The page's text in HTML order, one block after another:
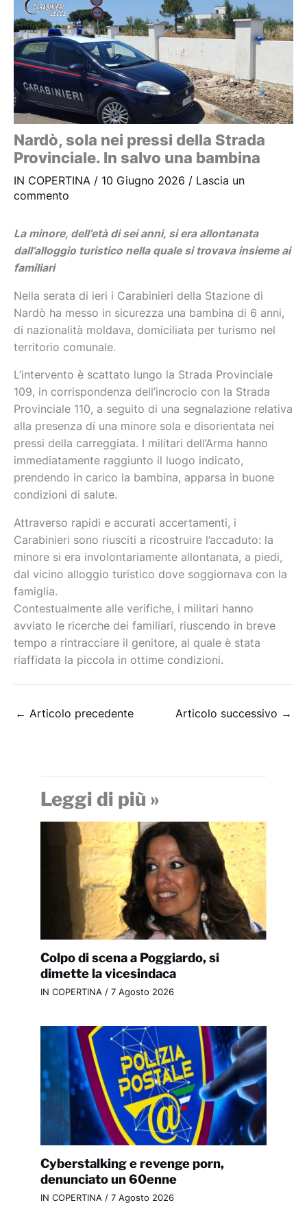
Nardò, sola nei pressi della Strada
Provinciale. In salvo una bambina
IN COPERTINA / 10 Giugno 2026 / Lascia un
commento
La minore, dell’età di sei anni, si era allontanata
dall’alloggio turistico nella quale si trovava insieme ai
familiari
Nella serata di ieri i Carabinieri della Stazione di
Nardò ha messo in sicurezza una bambina di 6 anni,
di nazionalità moldava, domiciliata per turismo nel
territorio comunale.
L’intervento è scattato lungo la Strada Provinciale
109, in corrispondenza dell’incrocio con la Strada
Provinciale 110, a seguito di una segnalazione relativa
alla presenza di una minore sola e disorientata nei
pressi della carreggiata. I militari dell’Arma hanno
immediatamente raggiunto il luogo indicato,
prendendo in carico la bambina, apparsa in buone
condizioni di salute.
Attraverso rapidi e accurati accertamenti, i
Carabinieri sono riusciti a ricostruire l’accaduto: la
minore si era involontariamente allontanata, a piedi,
dal vicino alloggio turistico dove soggiornava con la
famiglia.
Contestualmente alle verifiche, i militari hanno
avviato le ricerche dei familiari, riuscendo in breve
tempo a rintracciare il genitore, al quale è stata
riaffidata la piccola in ottime condizioni.
← Articolo precedente Articolo successivo →
Leggi di più »
Colpo di scena a Poggiardo, si
dimette la vicesindaca
IN COPERTINA / 7 Agosto 2026
Cyberstalking e revenge porn,
denunciato un 60enne
IN COPERTINA / 7 Agosto 2026